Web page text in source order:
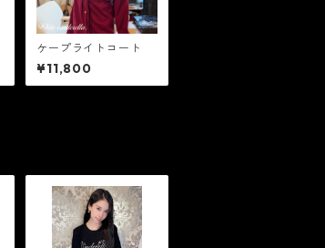
ケープライトコート
¥11,800